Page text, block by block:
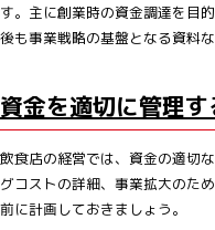
す。主に創業時の資金調達を目
後も事業戦略の基盤となる資料
資金を適切に管理す
飲食店の経営では、資金の適切
グコストの詳細、事業拡大のた
前に計画しておきましょう。